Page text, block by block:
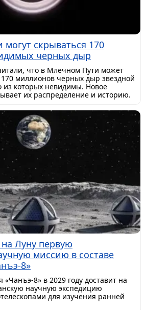
скрываться 170
черных дыр
что в Млечном Пути может
170 миллионов черных дыр звездной
из которых невидимы. Новое
их распределение и историю.
Луну первую
миссию в составе
8»
«Чанъэ-8» в 2029 году доставит на
научную экспедицию
для изучения ранней